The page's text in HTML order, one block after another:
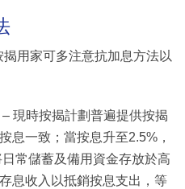
用家可多注意抗加息方法以
現時按揭計劃普遍提供按揭
息一致；當按息升至2.5%，
常儲蓄及備用資金存放於高
息收入以抵銷按息支出，等